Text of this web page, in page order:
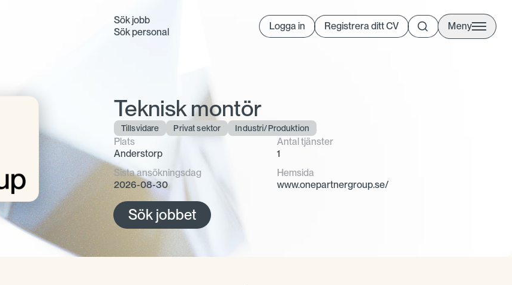
Sök jobb
Sök personal
Logga in Registrera ditt CV Meny
Teknisk montör
Tillsvidare Privat sektor Industri/Produktion
Plats
Anderstorp
Antal tjänster
1
Sista ansökningsdag
2026-08-30
Hemsida
www.onepartnergroup.se/
Sök jobbet